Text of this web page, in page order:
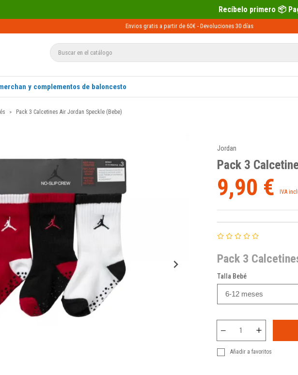
Recíbelo primero 📦 Paga después con Sequra 💶
Envios gratis a partir de 60€ - Devoluciones 30 días
y complementos de baloncesto
Pack 3 Calcetines Air Jordan Speckle (Bebe)
Jordan
Pack 3
9,90 € IVA
Pack 3
Talla Bebé
Añadir a favoritos